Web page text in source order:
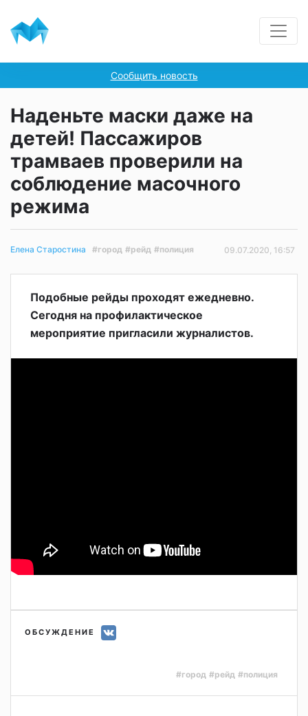
Сообщить новость
Наденьте маски даже на
детей! Пассажиров
трамваев проверили на
соблюдение масочного
режима
Елена Старостина #город #рейд #полиция 09.07.2020, 16:57
Подобные рейды проходят ежедневно.
Сегодня на профилактическое
мероприятие пригласили журналистов.
ОБСУЖДЕНИЕ
#город #рейд #полиция